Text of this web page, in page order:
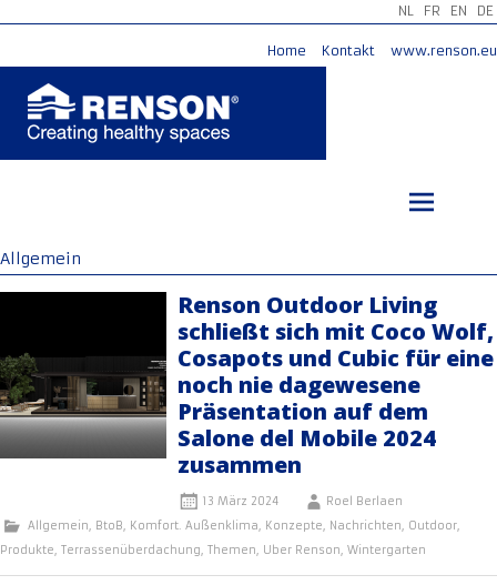
NL FR EN DE
Home Kontakt www.renson.eu
Allgemein
Renson Outdoor Living
schließt sich mit Coco Wolf,
Cosapots und Cubic für eine
noch nie dagewesene
Präsentation auf dem
Salone del Mobile 2024
zusammen
13 März 2024
Roel Berlaen
Allgemein, BtoB, Komfort. Außenklima, Konzepte, Nachrichten, Outdoor,
Produkte, Terrassenüberdachung, Themen, Uber Renson, Wintergarten